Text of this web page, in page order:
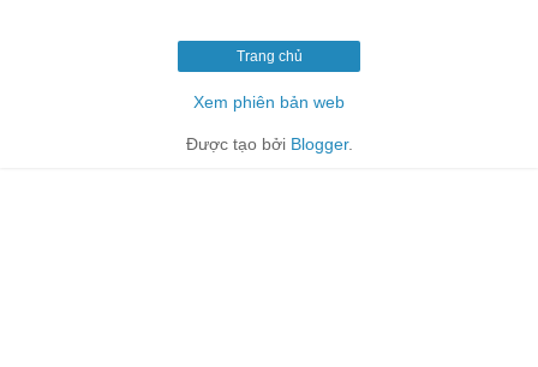
Trang chủ
Xem phiên bản web
Được tạo bởi Blogger.